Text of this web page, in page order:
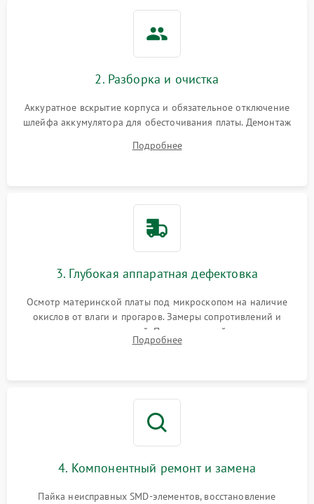
2. Разборка и очистка
Аккуратное вскрытие корпуса и обязательное отключение
шлейфа аккумулятора для обесточивания платы. Демонтаж
высохшей термопасты с кристаллов чипов.
Подробнее
3. Глубокая аппаратная дефектовка
Осмотр материнской платы под микроскопом на наличие
окислов от влаги и прогаров. Замеры сопротивлений и
дежурных напряжений. Проверка цепей питания,
мультиконтроллера, процессора и видеочипа.
Подробнее
4. Компонентный ремонт и замена
Пайка неисправных SMD-элементов, восстановление